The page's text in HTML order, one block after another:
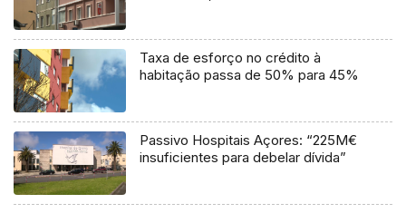
Taxa de esforço no crédito à
habitação passa de 50% para 45%
Passivo Hospitais Açores: “225M€
insuficientes para debelar dívida”